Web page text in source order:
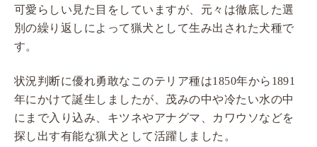
可愛らしい見た目をしていますが、元々は徹底した選
別の繰り返しによって猟犬として生み出された犬種で
す。
状況判断に優れ勇敢なこのテリア種は1850年から1891
年にかけて誕生しましたが、茂みの中や冷たい水の中
にまで入り込み、キツネやアナグマ、カワウソなどを
探し出す有能な猟犬として活躍しました。